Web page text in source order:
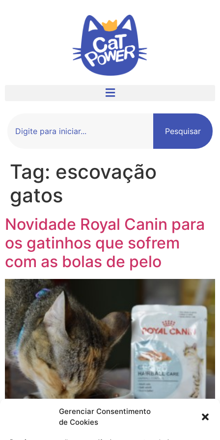
Gerenciar Consentimento
de Cookies
Pesquisar
Tag: escovação
gatos
Novidade Royal Canin para
os gatinhos que sofrem
com as bolas de pelo